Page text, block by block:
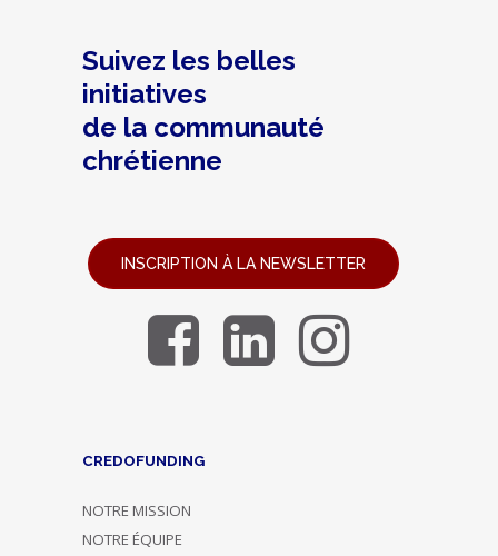
Suivez les belles
initiatives
de la communauté
chrétienne
INSCRIPTION À LA NEWSLETTER
CREDOFUNDING
NOTRE MISSION
NOTRE ÉQUIPE